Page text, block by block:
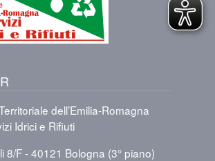
dell’Emilia-Romagna
Idrici e Rifiuti
8/F - 40121 Bologna (3° piano)